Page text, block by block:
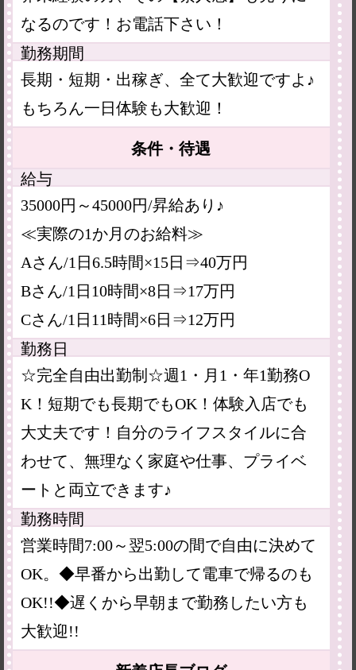
なるのです！お電話下さい！
勤務期間
長期・短期・出稼ぎ、全て大歓迎ですよ♪
もちろん一日体験も大歓迎！
条件・待遇
給与
35000円～45000円/昇給あり♪
≪実際の1か月のお給料≫
Aさん/1日6.5時間×15日⇒40万円
Bさん/1日10時間×8日⇒17万円
Cさん/1日11時間×6日⇒12万円
勤務日
☆完全自由出勤制☆週1・月1・年1勤務O
K！短期でも長期でもOK！体験入店でも
大丈夫です！自分のライフスタイルに合
わせて、無理なく家庭や仕事、プライベ
ートと両立できます♪
勤務時間
営業時間7:00～翌5:00の間で自由に決めて
OK。◆早番から出勤して電車で帰るのも
OK!!◆遅くから早朝まで勤務したい方も
大歓迎!!